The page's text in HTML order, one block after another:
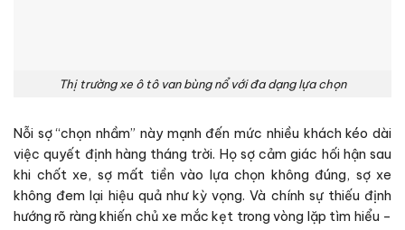
Thị trường xe ô tô van bùng nổ với đa dạng lựa chọn
Nỗi sợ “chọn nhầm” này mạnh đến mức nhiều khách kéo dài
việc quyết định hàng tháng trời. Họ sợ cảm giác hối hận sau
khi chốt xe, sợ mất tiền vào lựa chọn không đúng, sợ xe
không đem lại hiệu quả như kỳ vọng. Và chính sự thiếu định
hướng rõ ràng khiến chủ xe mắc kẹt trong vòng lặp tìm hiểu –